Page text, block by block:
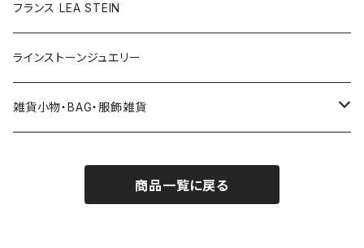
フランス LEA STEIN
ラインストーンジュエリー
雑貨小物・BAG・服飾雑貨
ハンドバッグ etc. 服飾雑貨
商品一覧に戻る